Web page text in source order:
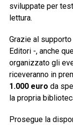
sviluppate per
lettura.
Grazie al
Editori -, anche
organizzato gli
riceveranno in
1.000 euro da
la propria
Prosegue la